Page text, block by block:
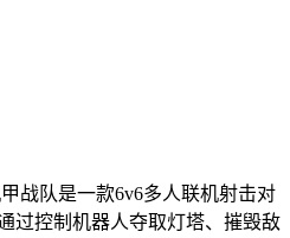
战队是一款6v6多人联机射击对
过控制机器人夺取灯塔、摧毁敌